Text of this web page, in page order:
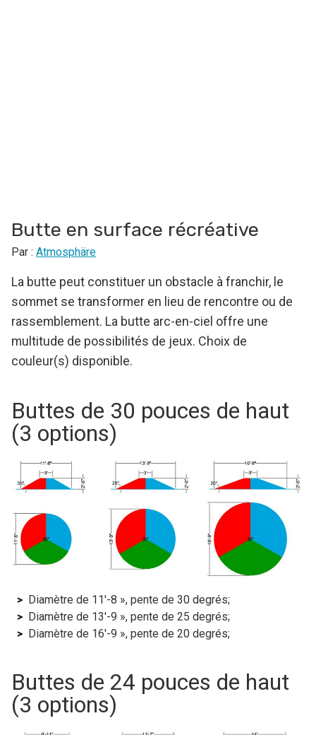
Butte en surface récréative
Par : Atmosphäre
La butte peut constituer un obstacle à franchir, le
sommet se transformer en lieu de rencontre ou de
rassemblement. La butte arc-en-ciel offre une
multitude de possibilités de jeux. Choix de
couleur(s) disponible.
Buttes de 30 pouces de haut
(3 options)
Diamètre de 11′-8 », pente de 30 degrés;
Diamètre de 13′-9 », pente de 25 degrés;
Diamètre de 16′-9 », pente de 20 degrés;
Buttes de 24 pouces de haut
(3 options)